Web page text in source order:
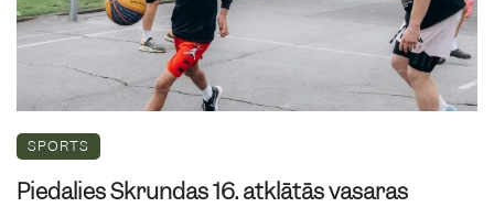
SPORTS
Piedalies Skrundas 16. atklātās vasaras